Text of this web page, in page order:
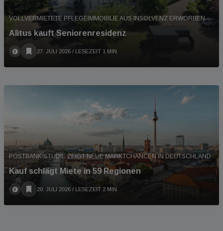
VOLLVERMIETETE PFLEGEIMMOBILIE AUS INSOLVENZ ERWORBEN
Alìtus kauft Seniorenresidenz
27. JULI 2026 / LESEZEIT 1 MIN
POSTBANK-STUDIE ZEIGT NEUE MARKTCHANCEN IN DEUTSCHLAND
Kauf schlägt Miete in 59 Regionen
20. JULI 2026 / LESEZEIT 2 MIN